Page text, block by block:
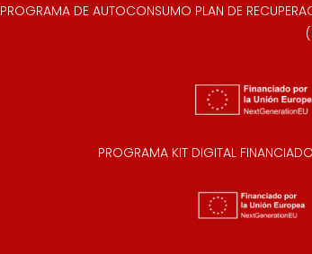
PROGRAMA DE AUTOCONSUMO PLAN DE
PROGRAMA KIT DIGITAL